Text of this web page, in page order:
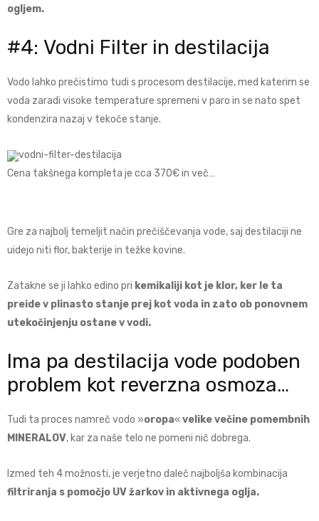
ogljem.
#4: Vodni Filter in destilacija
Vodo lahko prečistimo tudi s procesom destilacije, med katerim se
voda zaradi visoke temperature spremeni v paro in se nato spet
kondenzira nazaj v tekoče stanje.
Cena takšnega kompleta je cca 370€ in več…
Gre za najbolj temeljit način prečiščevanja vode, saj destilaciji ne
uidejo niti flor, bakterije in težke kovine.
Zatakne se ji lahko edino pri kemikaliji kot je klor, ker le ta
preide v plinasto stanje prej kot voda in zato ob ponovnem
utekočinjenju ostane v vodi.
Ima pa destilacija vode podoben
problem kot reverzna osmoza…
Tudi ta proces namreč vodo »oropa«velike večine pomembnih
MINERALOV, kar za naše telo ne pomeni nič dobrega.
Izmed teh 4 možnosti, je verjetno daleč najboljša kombinacija
filtriranja s pomočjo UV žarkov in aktivnega oglja.